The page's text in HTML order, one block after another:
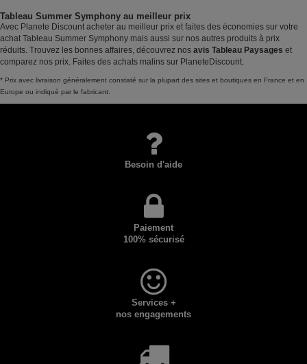
Tableau Summer Symphony au meilleur prix
Avec Planete Discount acheter au meilleur prix et faites des économies sur votre
achat Tableau Summer Symphony mais aussi sur nos autres produits à prix
réduits. Trouvez les bonnes affaires, découvrez nos avis Tableau Paysages et
comparez nos prix. Faites des achats malins sur PlaneteDiscount.
* Prix avec livraison généralement constaté sur la plupart des sites et boutiques en France et en
Europe ou indiqué par le fabricant.
Besoin d'aide
Paiement
100% sécurisé
Services +
nos engagements